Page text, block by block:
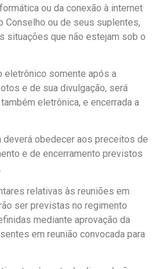
ou da conexão à internet
Conselho ou de seus suplentes,
situações que não estejam sob o
eletrônico somente após a
e de sua divulgação, será
eletrônica, e encerrada a
deverá obedecer aos preceitos de
e de encerramento previstos
relativas às reuniões em
ser previstas no regimento
mediante aprovação da
em reunião convocada para